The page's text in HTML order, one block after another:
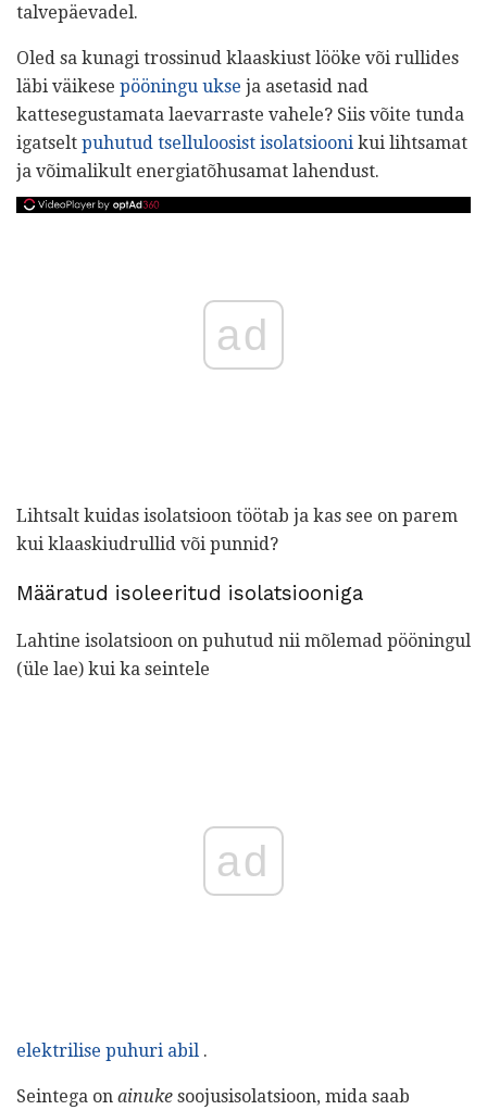
talvepäevadel.
Oled sa kunagi trossinud klaaskiust lööke või rullides
läbi väikese pööningu ukse ja asetasid nad
kattesegustamata laevarraste vahele? Siis võite tunda
igatselt puhutud tselluloosist isolatsiooni kui lihtsamat
ja võimalikult energiatõhusamat lahendust.
ad
Lihtsalt kuidas isolatsioon töötab ja kas see on parem
kui klaaskiudrullid või punnid?
Määratud isoleeritud isolatsiooniga
Lahtine isolatsioon on puhutud nii mõlemad pööningul
(üle lae) kui ka seintele
ad
elektrilise puhuri abil .
Seintega on ainuke soojusisolatsioon, mida saab